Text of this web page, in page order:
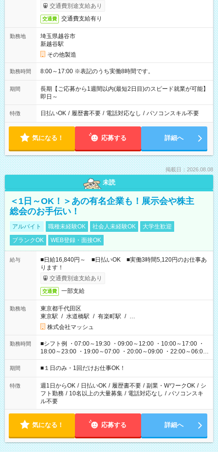
交通費別途支給あり
交通費 交通費支給有り
勤務地
埼玉県越谷市
新越谷駅
その他製造
勤務時間 8:00～17:00 ※表記のうち実働8時間です。
期間
長期【ご応募から1週間以内(最短2日目)のスピード就業が可能】
即日～
特徴 日払いOK / 履歴書不要 / 電話対応なし / パソコンスキル不要
気になる！ 応募する 詳細へ
掲載日：2026.08.08
未読
＜1日～OK！＞あの有名企業も！展示会や株主
総会のお手伝い！
アルバイト 職種未経験OK 社会人未経験OK
大学生歓迎
ブランクOK
WEB登録・面接OK
給与
■日給16,840円～ ■日払いOK ■実働3時間5,120円のお仕事あ
ります！
交通費別途支給あり
交通費 一部支給
勤務地
東京都千代田区
東京駅 / 水道橋駅 / 有楽町駅 / …
株式会社マッシュ
勤務時間
■シフト例 ・07:00～19:30 ・09:00～12:00 ・10:00～17:00 ・
18:00～23:00 ・19:00～07:00 ・20:00～09:00 ・22:00～06:00
etc ★最短で3時間で5,120円のお仕事から 15時間で2万円近く稼
げるお仕事も！ ご希望のお時間に合わせてご紹介！ ※シフトは
ください！
期間 ■１日のみ・1回だけお仕事OK！
特徴 週1日からOK / 日払いOK / 履歴書不要 / 副業・WワークOK / シ
フト勤務 / 10名以上の大量募集 / 電話対応なし / パソコンスキ
ル不要
気になる！ 応募する 詳細へ